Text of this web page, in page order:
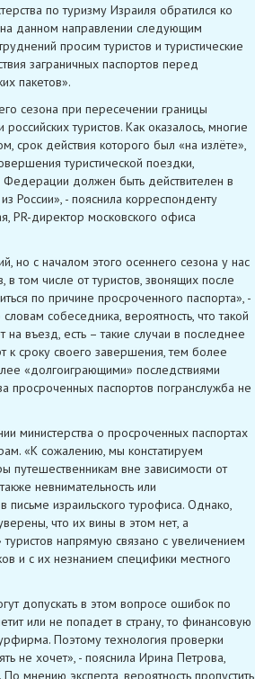
по туризму Израиля обратился ко
на данном направлении следующим
просим туристов и туристические
заграничных паспортов перед
пакетов».
сезона при пересечении границы
туристов. Как оказалось, многие
срок действия которого был «на излёте»,
туристической поездки,
Федерации должен быть действителен в
России», - пояснила корреспонденту
директор московского офиса
но с началом этого осеннего сезона у нас
в том числе от туристов, звонящих после
по причине просроченного паспорта», -
собеседника, вероятность, что такой
на въезд, есть – такие случаи в последнее
к сроку своего завершения, тем более
«долгоиграющими» последствиями
просроченных паспортов погранслужба не
министерства о просроченных паспортах
«К сожалению, мы констатируем
путешественникам вне зависимости от
невнимательность или
письме израильского турофиса. Однако,
что их вины в этом нет, а
напрямую связано с увеличением
и с их незнанием специфики местного
допускать в этом вопросе ошибок по
или не попадет в страну, то финансовую
Поэтому технология проверки
не хочет», - пояснила Ирина Петрова,
мнению эксперта, вероятность пропустить